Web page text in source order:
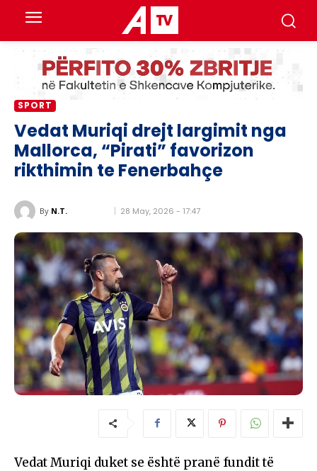
SPORT
Vedat Muriqi drejt largimit nga
Mallorca, “Pirati” favorizon
rikthimin te Fenerbahçe
By N.T. 28 May, 2026 - 17:47
Vedat Muriqi duket se është pranë fundit të